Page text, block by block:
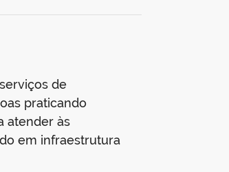
de
praticando
atender às
em infraestrutura